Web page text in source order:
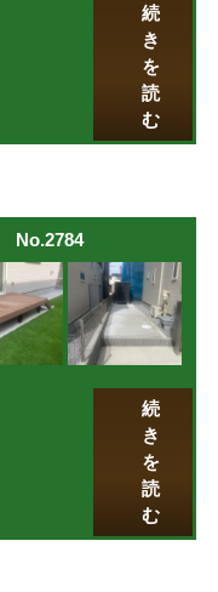
続
き
を
読
む
No.2784
続
き
を
読
む